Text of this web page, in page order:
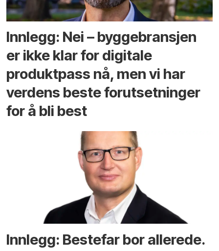
Innlegg: Nei – byggebransjen
er ikke klar for digitale
produktpass nå, men vi har
verdens beste forutsetninger
for å bli best
Innlegg: Bestefar bor allerede.